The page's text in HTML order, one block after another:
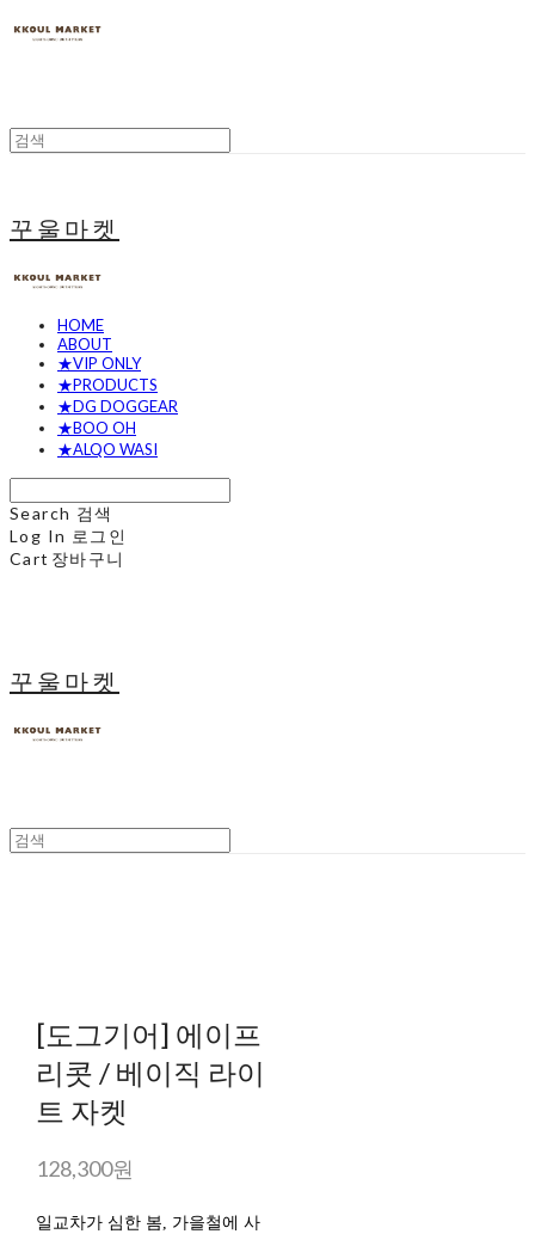
꾸울마켓
HOME
ABOUT
★VIP ONLY
★PRODUCTS
★DG DOGGEAR
★BOO OH
★ALQO WASI
Search 검색
Log In 로그인
Cart 장바구니
꾸울마켓
[도그기어] 에이프
리콧 / 베이직 라이
트 자켓
128,300원
일교차가 심한 봄, 가을철에 사